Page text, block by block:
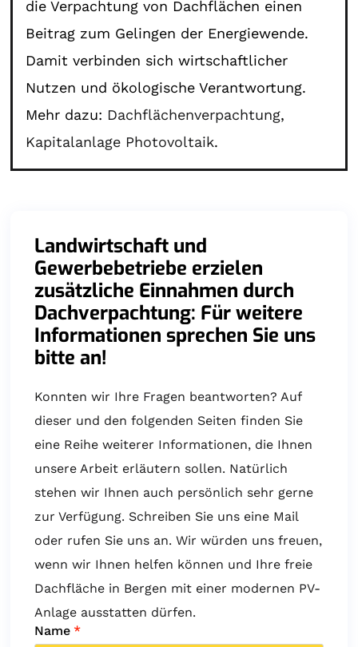
die Verpachtung von Dachflächen einen
Beitrag zum Gelingen der Energiewende.
Damit verbinden sich wirtschaftlicher
Nutzen und ökologische Verantwortung.
Mehr dazu: Dachflächenverpachtung,
Kapitalanlage Photovoltaik.
Landwirtschaft und
Gewerbebetriebe erzielen
zusätzliche Einnahmen durch
Dachverpachtung: Für weitere
Informationen sprechen Sie uns
bitte an!
Konnten wir Ihre Fragen beantworten? Auf
dieser und den folgenden Seiten finden Sie
eine Reihe weiterer Informationen, die Ihnen
unsere Arbeit erläutern sollen. Natürlich
stehen wir Ihnen auch persönlich sehr gerne
zur Verfügung. Schreiben Sie uns eine Mail
oder rufen Sie uns an. Wir würden uns freuen,
wenn wir Ihnen helfen können und Ihre freie
Dachfläche in Bergen mit einer modernen PV-
Anlage ausstatten dürfen.
Name *